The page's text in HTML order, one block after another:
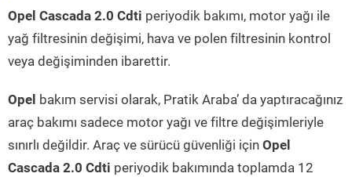
Opel Cascada 2.0 Cdti periyodik bakımı, motor yağı ile
yağ filtresinin değişimi, hava ve polen filtresinin kontrol
veya değişiminden ibarettir.
Opel bakım servisi olarak, Pratik Araba’ da yaptıracağınız
araç bakımı sadece motor yağı ve filtre değişimleriyle
sınırlı değildir. Araç ve sürücü güvenliği için Opel
Cascada 2.0 Cdti periyodik bakımında toplamda 12